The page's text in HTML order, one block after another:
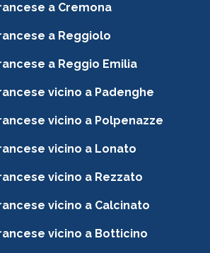
a Cremona
a Reggiolo
a Reggio Emilia
vicino a Padenghe
vicino a Polpenazze
vicino a Lonato
vicino a Rezzato
vicino a Calcinato
vicino a Botticino